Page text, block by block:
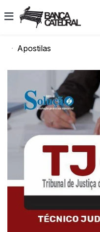
Apostilas